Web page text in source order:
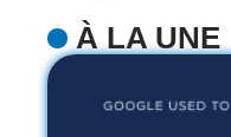
À LA UNE